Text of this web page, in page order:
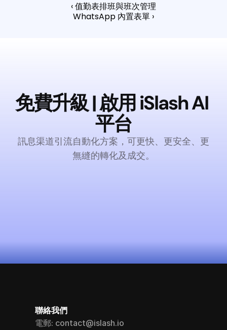
‹ 值勤表排班與班次管理
WhatsApp 內置表單 ›
免費升級 | 啟用 iSlash AI
平台
訊息渠道引流自動化方案，可更快、更安全、更
無縫的轉化及成交。
聯絡我們
電郵: contact@islash.io